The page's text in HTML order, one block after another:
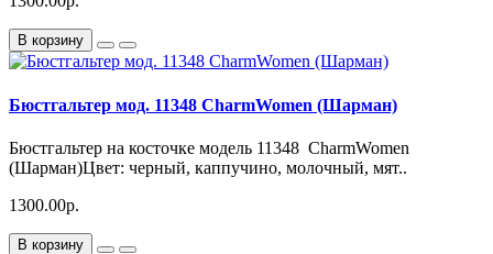
В корзину
Бюстгальтер мод. 11348 CharmWomen (Шарман)
Бюстгальтер на косточке модель 11348 CharmWomen
(Шарман)Цвет: черный, каппучино, молочный, мят..
1300.00р.
В корзину